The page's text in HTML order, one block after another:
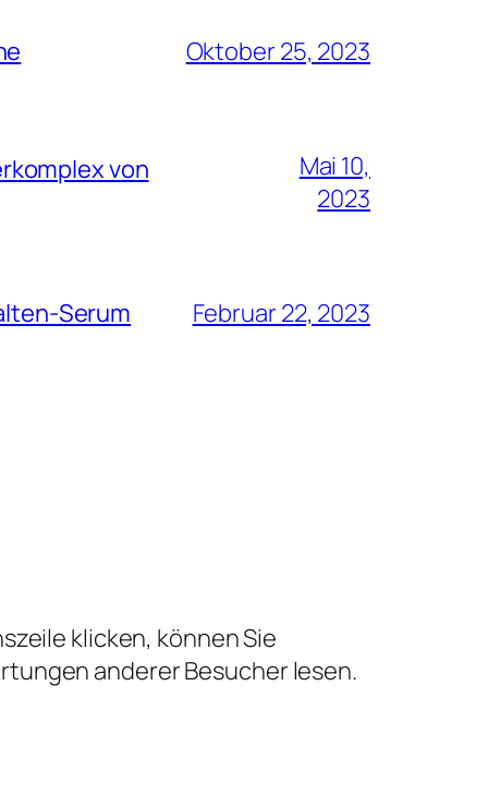
Oktober 25, 2023
von
Mai 10,
2023
Serum Februar 22, 2023
klicken, können Sie
anderer Besucher lesen.